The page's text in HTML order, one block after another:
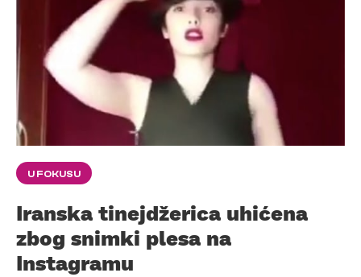
U FOKUSU
Iranska tinejdžerica uhićena
zbog snimki plesa na
Instagramu